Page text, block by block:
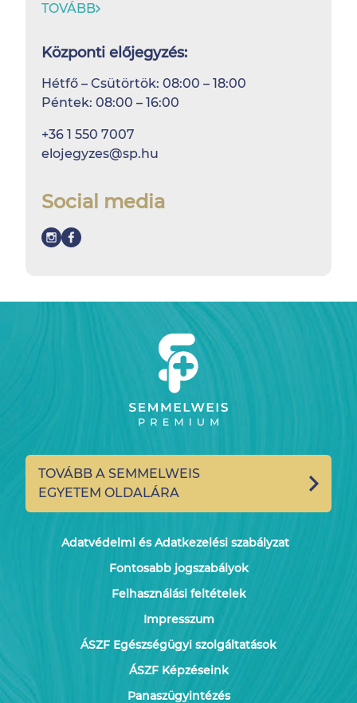
TOVÁBB
Központi előjegyzés:
Hétfő – Csütörtök: 08:00 – 18:00
Péntek: 08:00 – 16:00
+36 1 550 7007
elojegyzes@sp.hu
Social media
TOVÁBB A SEMMELWEIS
EGYETEM OLDALÁRA
Adatvédelmi és Adatkezelési szabályzat
Fontosabb jogszabályok
Felhasználási feltételek
Impresszum
ÁSZF Egészségügyi szolgáltatások
ÁSZF Képzéseink
Panaszügyintézés